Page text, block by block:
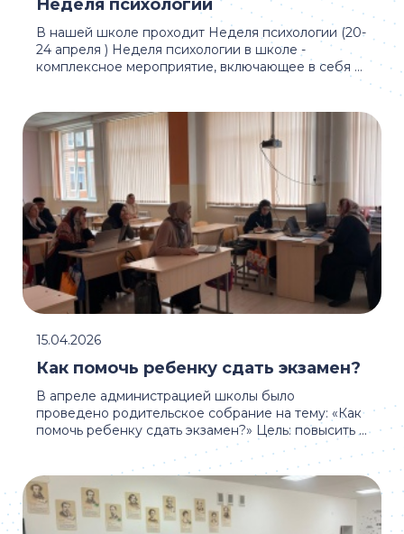
В нашей школе проходит Неделя психологии (20-
24 апреля ) Неделя психологии в школе -
комплексное мероприятие, включающее в себя ...
Неделя психологии
В апреле администрацией школы было
проведено родительское собрание на тему: «Как
помочь ребенку сдать экзамен?» Цель: повысить ...
Как помочь ребенку сдать экзамен?
15.04.2026